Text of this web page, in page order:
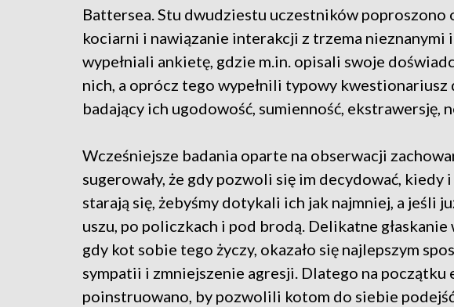
Battersea. Stu dwudziestu uczestników poproszono
kociarni i nawiązanie interakcji z trzema nieznanymi
wypełniali ankietę, gdzie m.in. opisali swoje
nich, a oprócz tego wypełnili typowy kwestionariusz
badający ich ugodowość, sumienność, ekstrawersję,
Wcześniejsze badania oparte na obserwacji
sugerowały, że gdy pozwoli się im decydować, kiedy
starają się, żebyśmy dotykali ich jak najmniej, a jeśli
uszu, po policzkach i pod brodą. Delikatne
gdy kot sobie tego życzy, okazało się najlepszym
sympatii i zmniejszenie agresji. Dlatego na
poinstruowano, by pozwolili kotom do siebie